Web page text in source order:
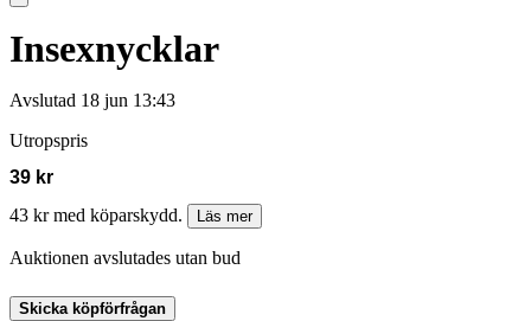
Insexnycklar
Avslutad 18 jun 13:43
Utropspris
39 kr
43 kr med köparskydd.
Läs mer
Auktionen avslutades utan bud
Skicka köpförfrågan